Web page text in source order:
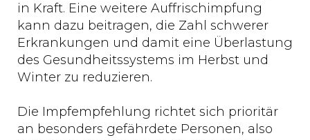
in Kraft. Eine weitere Auffrischimpfung
kann dazu beitragen, die Zahl schwerer
Erkrankungen und damit eine Überlastung
des Gesundheitssystems im Herbst und
Winter zu reduzieren.
Die Impfempfehlung richtet sich prioritär
an besonders gefährdete Personen, also